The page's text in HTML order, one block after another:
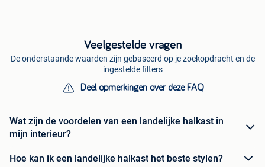
Veelgestelde vragen
De onderstaande waarden zijn gebaseerd op je zoekopdracht en de
ingestelde filters
Deel opmerkingen over deze FAQ
Wat zijn de voordelen van een landelijke halkast in
mijn interieur?
Hoe kan ik een landelijke halkast het beste stylen?